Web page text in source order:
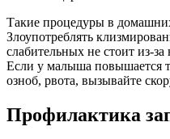
Такие процедуры в
Злоупотреблять
слабительных не стоит из-
Если у малыша повышается
озноб, рвота, вызывайте
Профилактика